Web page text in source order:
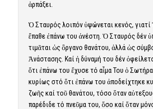
ἁρπάξει.
Ὁ Σταυρός λοιπόν ὑψώνεται κενός, γιατί
ἔπαθε ἐπάνω του ἀνέστη. Ὁ Σταυρός δέν
τιμᾶται ὡς ὂργανο θανάτου, ἀλλά ὡς
Ἀνάστασης. Καί ἡ δύναμή του δέν
ὅτι ἐπάνω του ἔχυσε τό αἷμα Του ὁ
κυρίως στό ὅτι ἐπάνω του ἀποδείχτηκε
ζωῆς καί τοῦ θανάτου, τόσο ὅταν
παρέδιδε τό πνεῦμα του, ὅσο καί ὅταν